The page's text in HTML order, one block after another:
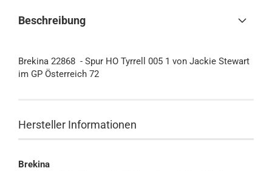
Beschreibung
Brekina 22868 - Spur HO Tyrrell 005 1 von Jackie Stewart
im GP Österreich 72
Hersteller Informationen
Brekina